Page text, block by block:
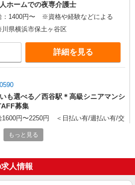
ホームでの夜専介護士
：1400円〜 ※資格や経験などによる
川県横浜市保土ヶ谷区
詳細を見る
も選べる／西谷駅＊高級シニアマンシ
募集
1600円〜2250円 ＜日払い有/週払い有/交
給(ガソリン代含む)＞
市保土ヶ谷区 最寄り駅：西谷
もっと見る
人情報